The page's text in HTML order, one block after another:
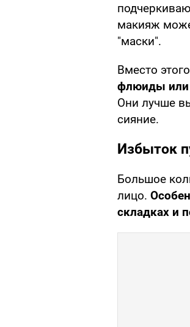
макияж
"маски".
Вместо
флюиды или
Они лучше
сияние.
Избыток
Большое
лицо.
складках и